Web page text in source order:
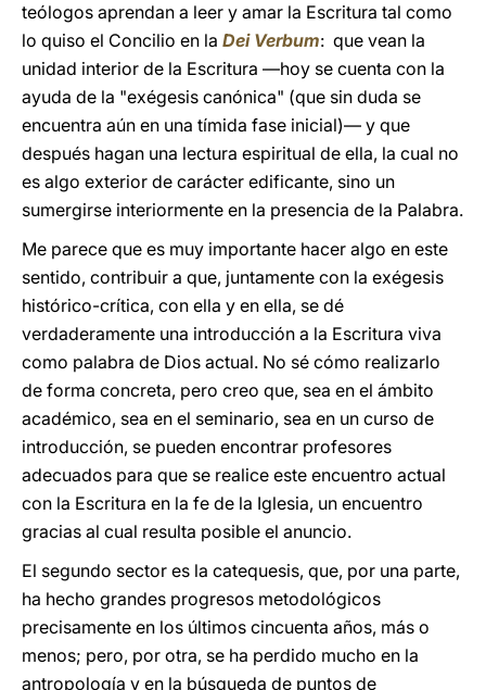
teólogos aprendan a leer y amar la Escritura tal como
lo quiso el Concilio en la Dei Verbum: que vean la
unidad interior de la Escritura ―hoy se cuenta con la
ayuda de la "exégesis canónica" (que sin duda se
encuentra aún en una tímida fase inicial)― y que
después hagan una lectura espiritual de ella, la cual no
es algo exterior de carácter edificante, sino un
sumergirse interiormente en la presencia de la Palabra.
Me parece que es muy importante hacer algo en este
sentido, contribuir a que, juntamente con la exégesis
histórico-crítica, con ella y en ella, se dé
verdaderamente una introducción a la Escritura viva
como palabra de Dios actual. No sé cómo realizarlo
de forma concreta, pero creo que, sea en el ámbito
académico, sea en el seminario, sea en un curso de
introducción, se pueden encontrar profesores
adecuados para que se realice este encuentro actual
con la Escritura en la fe de la Iglesia, un encuentro
gracias al cual resulta posible el anuncio.
El segundo sector es la catequesis, que, por una parte,
ha hecho grandes progresos metodológicos
precisamente en los últimos cincuenta años, más o
menos; pero, por otra, se ha perdido mucho en la
antropología y en la búsqueda de puntos de